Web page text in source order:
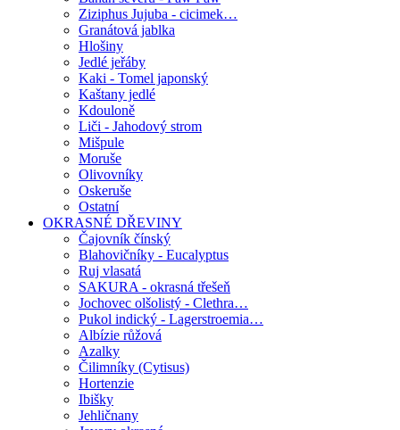
Ziziphus Jujuba - cicimek…
Granátová jablka
Hlošiny
Jedlé jeřáby
Kaki - Tomel japonský
Kaštany jedlé
Kdouloně
Liči - Jahodový strom
Mišpule
Moruše
Olivovníky
Oskeruše
Ostatní
OKRASNÉ DŘEVINY
Čajovník čínský
Blahovičníky - Eucalyptus
Ruj vlasatá
SAKURA - okrasná třešeň
Jochovec olšolistý - Clethra…
Pukol indický - Lagerstroemia…
Albízie růžová
Azalky
Čilimníky (Cytisus)
Hortenzie
Ibišky
Jehličnany